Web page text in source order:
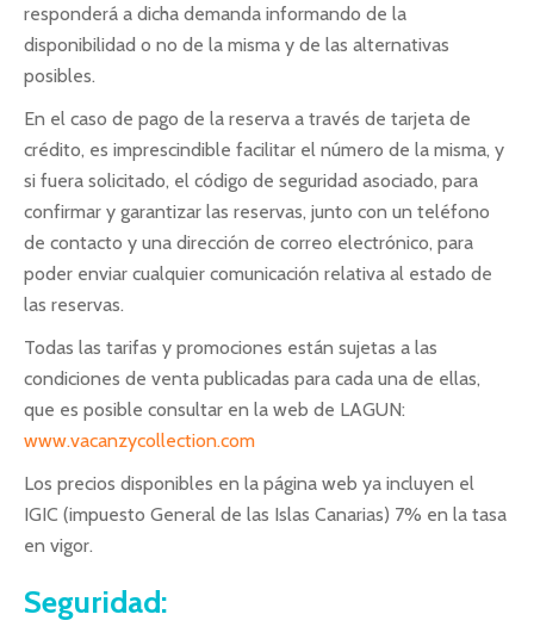
responderá a dicha demanda informando de la
disponibilidad o no de la misma y de las alternativas
posibles.
En el caso de pago de la reserva a través de tarjeta de
crédito, es imprescindible facilitar el número de la misma, y
si fuera solicitado, el código de seguridad asociado, para
confirmar y garantizar las reservas, junto con un teléfono
de contacto y una dirección de correo electrónico, para
poder enviar cualquier comunicación relativa al estado de
las reservas.
Todas las tarifas y promociones están sujetas a las
condiciones de venta publicadas para cada una de ellas,
que es posible consultar en la web de LAGUN:
www.vacanzycollection.com
Los precios disponibles en la página web ya incluyen el
IGIC (impuesto General de las Islas Canarias) 7% en la tasa
en vigor.
Seguridad: